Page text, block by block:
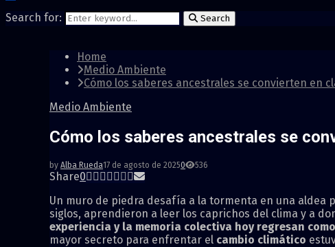
Search for: Search
Home
Medio Ambiente
Cómo los saberes ancestrales se convierten en
Medio Ambiente
Cómo los saberes ancestrales se
by Alba Rueda17 de agosto de 20250 536
Share0
Un muro de piedra desafía a la tormenta en una
siglos, aprendieron a leer los caprichos del clima y a
experiencia y la memoria colectiva hoy regresan
mayor secreto para enfrentar el cambio climático